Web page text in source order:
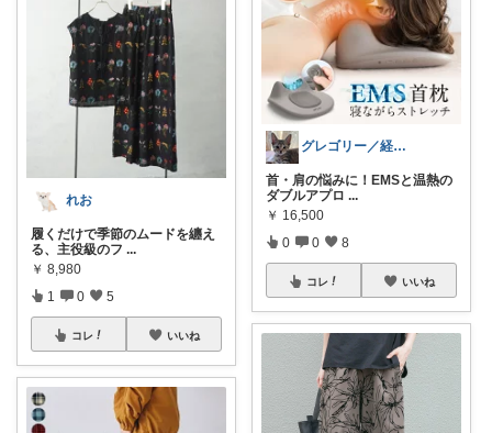
れお
履くだけで季節のムードを纏え
る、主役級のフ ...
￥ 8,980
1 0 5
コレ いいね
グレゴリー／経由購入感謝です💕
首・肩の悩みに！EMSと温熱の
ダブルアプロ ...
￥ 16,500
0 0 8
コレ いいね